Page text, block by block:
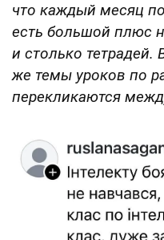
что каждый месяц
есть большой плюс
и столько тетрадей.
же темы уроков по
перекликаются